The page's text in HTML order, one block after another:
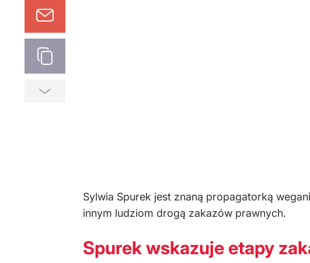
Sylwia Spurek jest znaną propagatorką
innym ludziom drogą zakazów prawnych.
Spurek wskazuje etapy